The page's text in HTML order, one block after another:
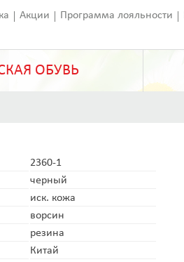
Акции Программа лояльности
ОБУВЬ
2360-1
черный
иск. кожа
ворсин
резина
Китай